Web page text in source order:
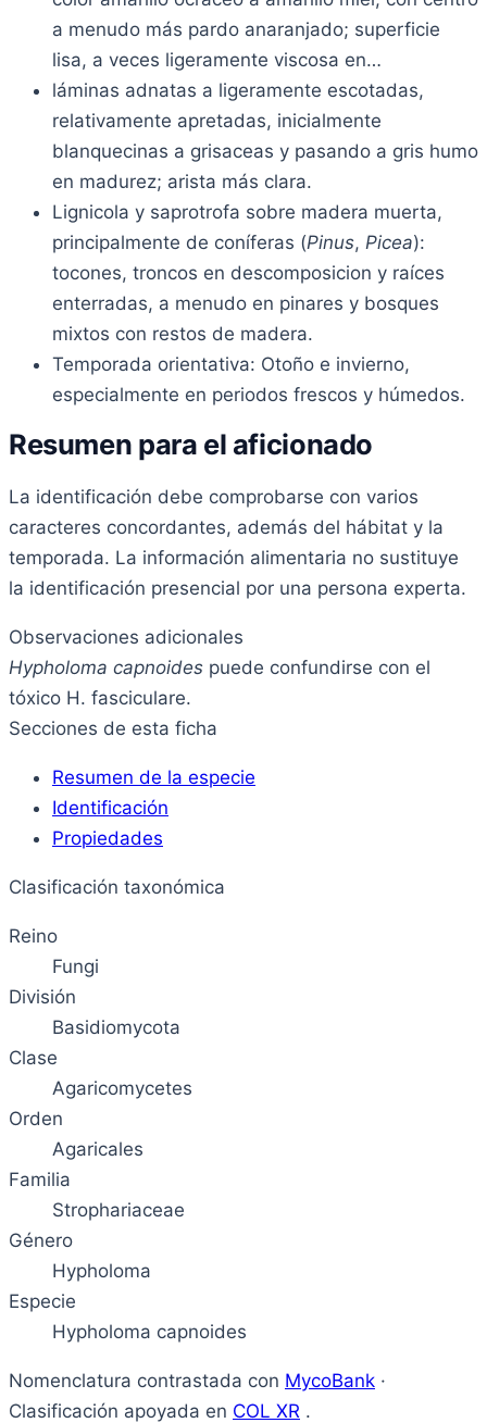
a menudo más pardo anaranjado; superficie
lisa, a veces ligeramente viscosa en…
láminas adnatas a ligeramente escotadas,
relativamente apretadas, inicialmente
blanquecinas a grisaceas y pasando a gris humo
en madurez; arista más clara.
Lignicola y saprotrofa sobre madera muerta,
principalmente de coníferas (Pinus, Picea):
tocones, troncos en descomposicion y raíces
enterradas, a menudo en pinares y bosques
mixtos con restos de madera.
Temporada orientativa: Otoño e invierno,
especialmente en periodos frescos y húmedos.
Resumen para el aficionado
La identificación debe comprobarse con varios
caracteres concordantes, además del hábitat y la
temporada. La información alimentaria no sustituye
la identificación presencial por una persona experta.
Observaciones adicionales
Hypholoma capnoides puede confundirse con el
tóxico H. fasciculare.
Secciones de esta ficha
Resumen de la especie
Identificación
Propiedades
Clasificación taxonómica
Reino
Fungi
División
Basidiomycota
Clase
Agaricomycetes
Orden
Agaricales
Familia
Strophariaceae
Género
Hypholoma
Especie
Hypholoma capnoides
Nomenclatura contrastada con MycoBank ·
Clasificación apoyada en COL XR .